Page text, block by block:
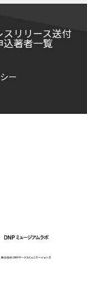
スリリース送付
込著者一覧
ー